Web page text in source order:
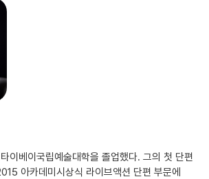
이베이국립예술대학을 졸업했다. 그의 첫 단편
아카데미시상식 라이브액션 단편 부문에